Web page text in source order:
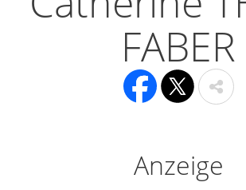
FABER
Anzeige